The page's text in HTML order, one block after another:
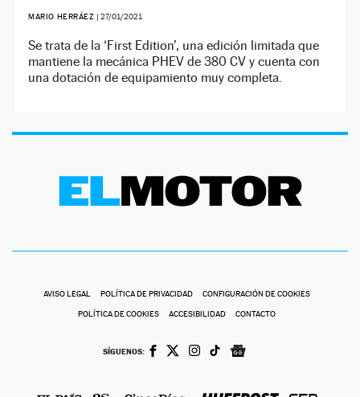
MARIO HERRÁEZ | 27/01/2021
Se trata de la ‘First Edition’, una edición limitada que
mantiene la mecánica PHEV de 380 CV y cuenta con
una dotación de equipamiento muy completa.
AVISO LEGAL POLÍTICA DE PRIVACIDAD CONFIGURACIÓN DE COOKIES
POLÍTICA DE COOKIES ACCESIBILIDAD CONTACTO
SÍGUENOS: